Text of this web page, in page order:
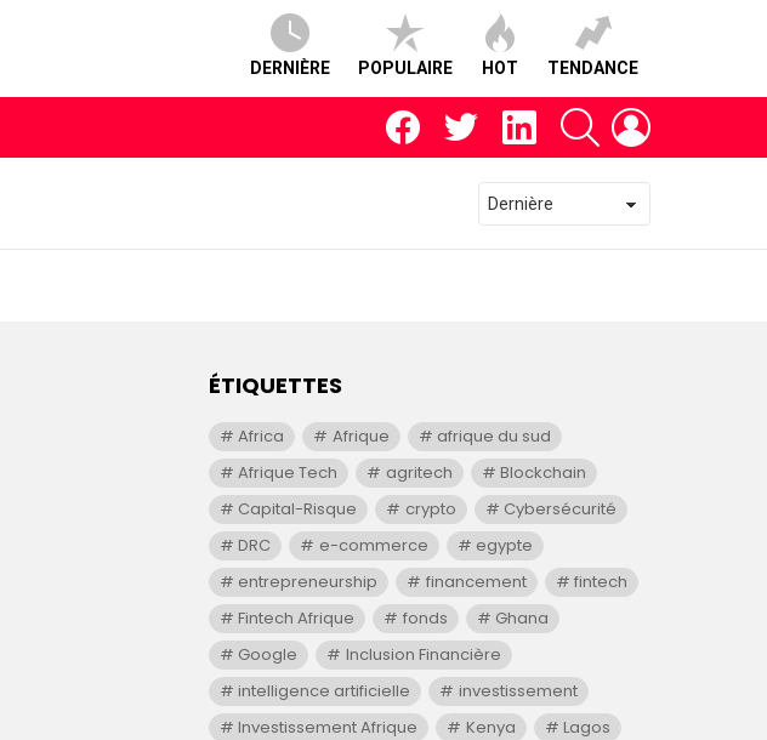
DERNIÈRE POPULAIRE HOT TENDANCE
facebooktwitter linkedin RECHERCHE
ÉTIQUETTES
Africa Afrique
afrique du sud
Afrique Tech
agritech
Blockchain
Capital-Risque
crypto
Cybersécurité
DRC
e-commerce
egypte
entrepreneurship
financement
fintech
Fintech Afrique
fonds
Ghana
Google
Inclusion Financière
intelligence artificielle
investissement
Investissement Afrique
Kenya
Lagos